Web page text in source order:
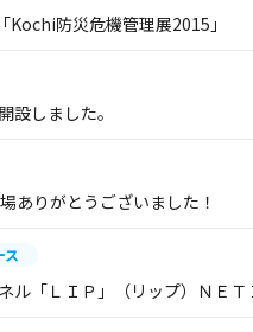
防災危機管理展2015」
設しました。
ありがとうございました！
ス
ル「ＬＩＰ」（リップ）ＮＥＴ